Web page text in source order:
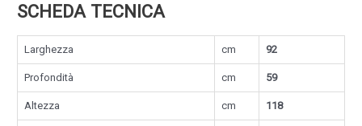
SCHEDA TECNICA
Larghezza cm 92
Profondità cm 59
Altezza cm 118